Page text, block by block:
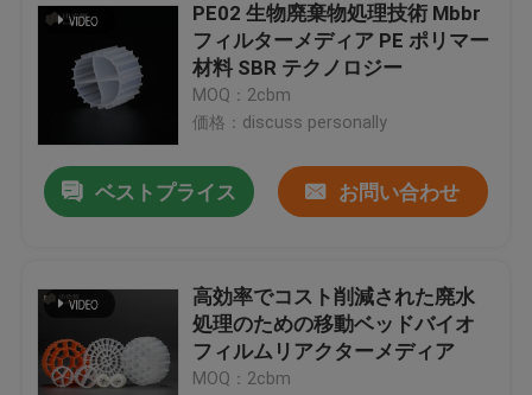
PE02 生物廃棄物処理技術 Mbbr
フィルターメディア PE ポリマー
材料 SBR テクノロジー
MOQ：2cbm
価格：discuss personally
ベストプライス お問い合わせ
高効率でコスト削減された廃水
処理のための移動ベッドバイオ
フィルムリアクターメディア
MOQ：2cbm